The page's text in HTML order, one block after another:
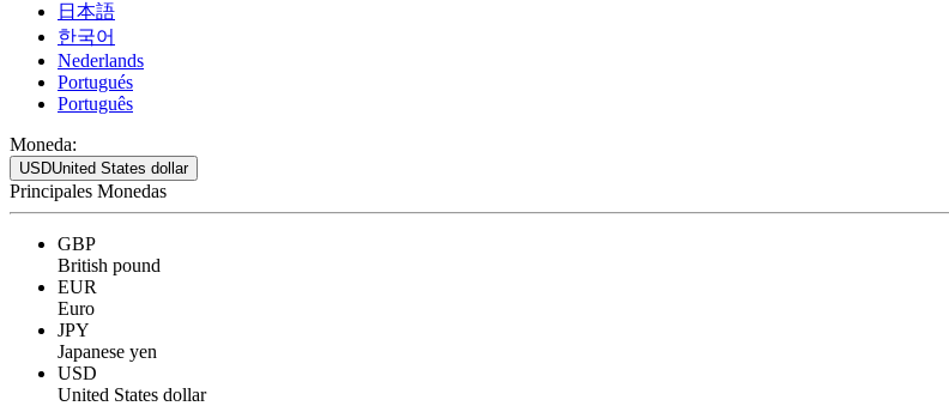
日本語
한국어
Nederlands
Portugués
Português
Moneda:
USDUnited States dollar
Principales Monedas
GBP
British pound
EUR
Euro
JPY
Japanese yen
USD
United States dollar